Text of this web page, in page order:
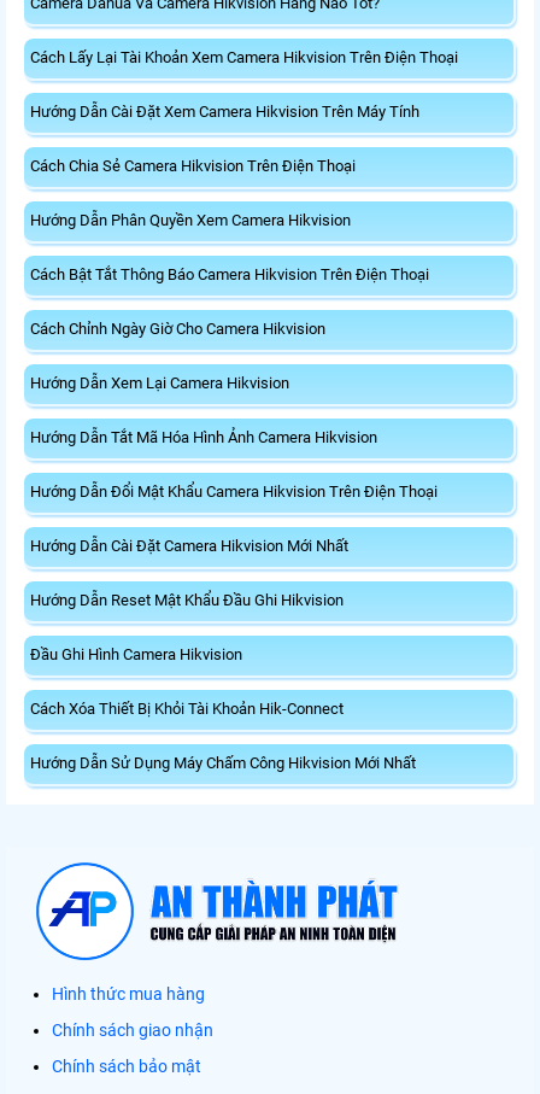
Cách Lấy Lại Tài Khoản Xem Camera Hikvision Trên Điện Thoại
Hướng Dẫn Cài Đặt Xem Camera Hikvision Trên Máy Tính
Cách Chia Sẻ Camera Hikvision Trên Điện Thoại
Hướng Dẫn Phân Quyền Xem Camera Hikvision
Cách Bật Tắt Thông Báo Camera Hikvision Trên Điện Thoại
Cách Chỉnh Ngày Giờ Cho Camera Hikvision
Hướng Dẫn Xem Lại Camera Hikvision
Hướng Dẫn Tắt Mã Hóa Hình Ảnh Camera Hikvision
Hướng Dẫn Đổi Mật Khẩu Camera Hikvision Trên Điện Thoại
Hướng Dẫn Cài Đặt Camera Hikvision Mới Nhất
Hướng Dẫn Reset Mật Khẩu Đầu Ghi Hikvision
Đầu Ghi Hình Camera Hikvision
Cách Xóa Thiết Bị Khỏi Tài Khoản Hik-Connect
Hướng Dẫn Sử Dụng Máy Chấm Công Hikvision Mới Nhất
Hình thức mua hàng
Chính sách giao nhận
Chính sách bảo mật